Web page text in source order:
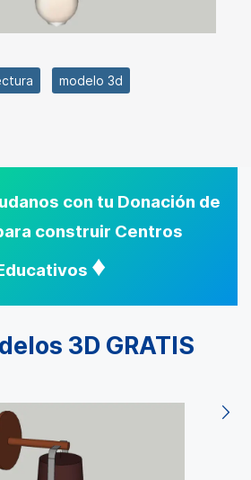
modelo 3d
con tu Donación de
construir Centros
♦
3D GRATIS